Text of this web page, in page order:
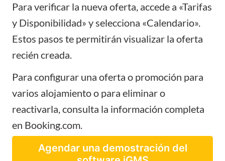
Para verificar la nueva oferta, accede a «Tarifas
y Disponibilidad» y selecciona «Calendario».
Estos pasos te permitirán visualizar la oferta
recién creada.
Para configurar una oferta o promoción para
varios alojamiento o para eliminar o
reactivarla,consulta la información completa
en Booking.com.
Agendar una demostración del